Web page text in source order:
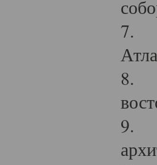
7.
8.
9.